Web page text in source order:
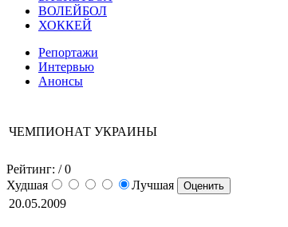
ВОЛЕЙБОЛ
ХОККЕЙ
Репортажи
Интервью
Анонсы
ЧЕМПИОНАТ УКРАИНЫ
Рейтинг: / 0
Худшая
Лучшая
20.05.2009